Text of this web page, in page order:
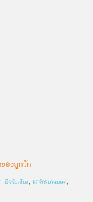
องลูกรัก
, ปัจจัยเสี่ยง, รถจักรยานยนต์,